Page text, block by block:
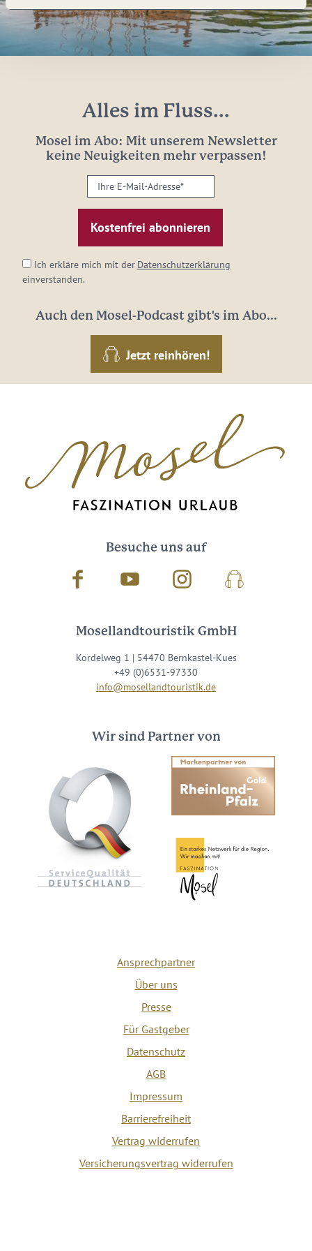
Alles im Fluss...
Mosel im Abo: Mit unserem Newsletter
keine Neuigkeiten mehr verpassen!
Ihre
E-
Mail-
Adresse:
Ich erkläre mich mit der Datenschutzerklärung
einverstanden.
Auch den Mosel-Podcast gibt's im Abo...
Jetzt reinhören!
Besuche uns auf
Facebook Youtube InstagramPodcast
Mosellandtouristik GmbH
Kordelweg 1 | 54470 Bernkastel-Kues
+49 (0)6531-97330
info@mosellandtouristik.de
Wir sind Partner von
Ansprechpartner
Über uns
Presse
Für Gastgeber
Datenschutz
AGB
Impressum
Barrierefreiheit
Vertrag widerrufen
Versicherungsvertrag widerrufen